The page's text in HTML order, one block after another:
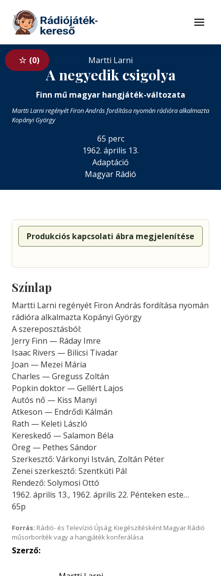
Tovább a tartalomhoz
Menü
0 Martti Larni
A negyedik csigolya
Finn mű magyar hangjáték-változata
Martti Larni regényét Firon András fordítása nyomán rádióra alkalmazta
Kopányi György
65 perc
1962. április 13.
Adaptáció
Magyar Rádió
Produkciós kapcsolati ábra megjelenítése
Színlap
Martti Larni regényét Firon András fordítása nyomán
rádióra alkalmazta Kopányi György
A szereposztásból:
Jerry Finn — Ráday Imre
Isaac Rivers — Bilicsi Tivadar
Joan — Mezei Mária
Charles — Greguss Zoltán
Popkin doktor — Gellért Lajos
Autós nő — Kiss Manyi
Atkeson — Endrődi Kálmán
Rath — Keleti László
Kereskedő — Salamon Béla
Öreg — Pethes Sándor
Szerkesztő: Várkonyi István, Zoltán Péter
Zenei szerkesztő: Szentkúti Pál
Rendező: Solymosi Ottó
1962. április 13., 1962. április 22. Pénteken este…
65p
Forrás: Rádió- és Televízió Újság; Kiegészítésként Magyar Rádió
műsorboríték vagy a hangjáték konferálása
Szerző: